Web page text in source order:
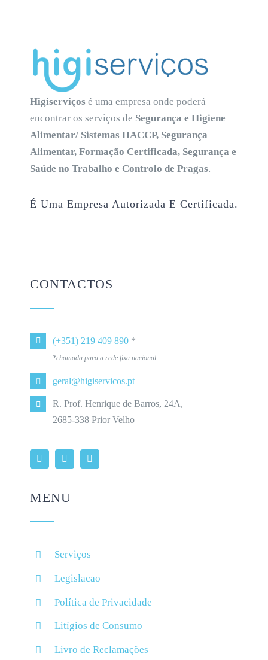
Higiserviços é uma empresa onde poderá
encontrar os serviços de Segurança e Higiene
Alimentar/ Sistemas HACCP, Segurança
Alimentar, Formação Certificada, Segurança e
Saúde no Trabalho e Controlo de Pragas.
É Uma Empresa Autorizada E Certificada.
CONTACTOS
(+351) 219 409 890 *
*chamada para a rede fixa nacional
geral@higiservicos.pt
R. Prof. Henrique de Barros, 24A,
2685-338 Prior Velho
MENU
Serviços
Legislacao
Política de Privacidade
Litígios de Consumo
Livro de Reclamações